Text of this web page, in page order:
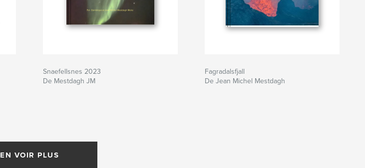
Snaefellsnes 2023
De Mestdagh JM
Fagradalsfjall
De Jean Michel Mestdagh
EN VOIR PLUS